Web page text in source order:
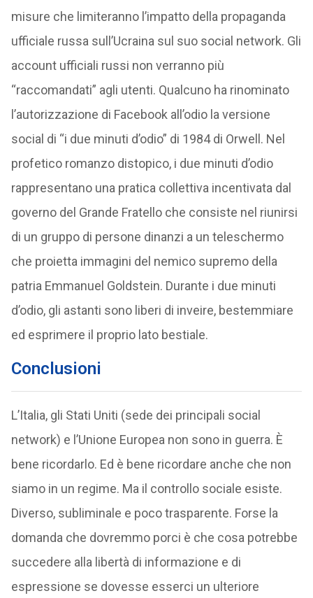
misure che limiteranno l’impatto della propaganda
ufficiale russa sull’Ucraina sul suo social network. Gli
account ufficiali russi non verranno più
“raccomandati” agli utenti. Qualcuno ha rinominato
l’autorizzazione di Facebook all’odio la versione
social di “i due minuti d’odio” di 1984 di Orwell. Nel
profetico romanzo distopico, i due minuti d’odio
rappresentano una pratica collettiva incentivata dal
governo del Grande Fratello che consiste nel riunirsi
di un gruppo di persone dinanzi a un teleschermo
che proietta immagini del nemico supremo della
patria Emmanuel Goldstein. Durante i due minuti
d’odio, gli astanti sono liberi di inveire, bestemmiare
ed esprimere il proprio lato bestiale.
Conclusioni
L’Italia, gli Stati Uniti (sede dei principali social
network) e l’Unione Europea non sono in guerra. È
bene ricordarlo. Ed è bene ricordare anche che non
siamo in un regime. Ma il controllo sociale esiste.
Diverso, subliminale e poco trasparente. Forse la
domanda che dovremmo porci è che cosa potrebbe
succedere alla libertà di informazione e di
espressione se dovesse esserci un ulteriore